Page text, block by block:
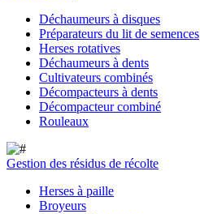
Déchaumeurs à disques
Préparateurs du lit de semences
Herses rotatives
Déchaumeurs à dents
Cultivateurs combinés
Décompacteurs à dents
Décompacteur combiné
Rouleaux
Gestion des résidus de récolte
Herses à paille
Broyeurs